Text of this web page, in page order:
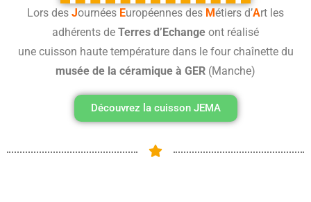
Lors des Journées Européennes des Métiers d’Art les
adhérents de Terres d’Echange ont réalisé
une cuisson haute température dans le four chaînette du
musée de la céramique à GER (Manche)
Découvrez la cuisson JEMA